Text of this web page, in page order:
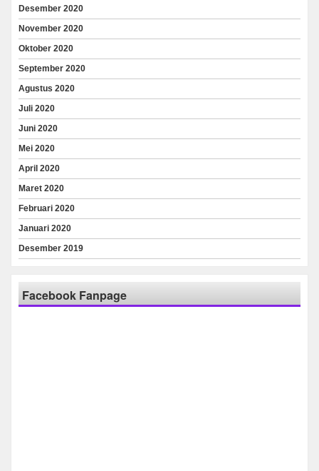
Desember 2020
November 2020
Oktober 2020
September 2020
Agustus 2020
Juli 2020
Juni 2020
Mei 2020
April 2020
Maret 2020
Februari 2020
Januari 2020
Desember 2019
Facebook Fanpage